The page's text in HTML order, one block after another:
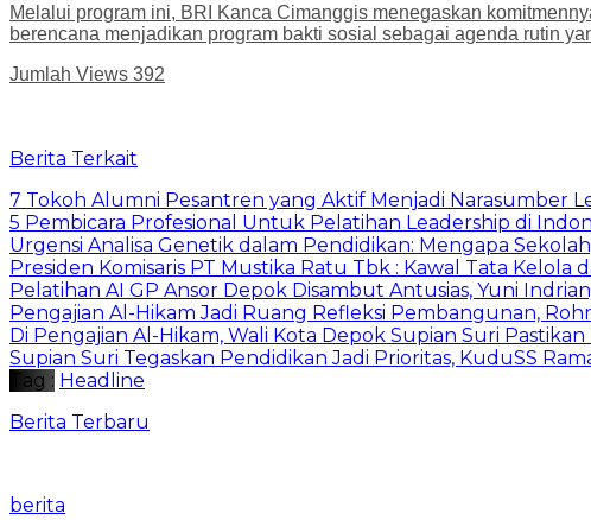
Melalui program ini, BRI Kanca Cimanggis menegaskan
berencana menjadikan program bakti sosial sebagai agenda rutin
Jumlah Views 392
Berita Terkait
7 Tokoh Alumni Pesantren yang Aktif Menjadi Narasumber
5 Pembicara Profesional Untuk Pelatihan Leadership di
Urgensi Analisa Genetik dalam Pendidikan: Mengapa
Presiden Komisaris PT Mustika Ratu Tbk : Kawal Tata
Pelatihan AI GP Ansor Depok Disambut Antusias, Yuni
Pengajian Al-Hikam Jadi Ruang Refleksi Pembangunan,
Di Pengajian Al-Hikam, Wali Kota Depok Supian Suri
Supian Suri Tegaskan Pendidikan Jadi Prioritas, KuduSS
Tag : Headline
Berita Terbaru
berita